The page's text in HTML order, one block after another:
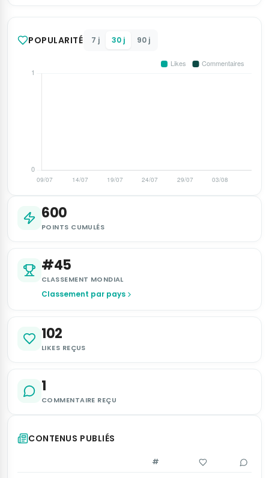
POPULARITÉ 7 j 30 j 90 j
600
POINTS CUMULÉS
#45
CLASSEMENT MONDIAL
Classement par pays
102
LIKES REÇUS
1
COMMENTAIRE REÇU
CONTENUS PUBLIÉS
#